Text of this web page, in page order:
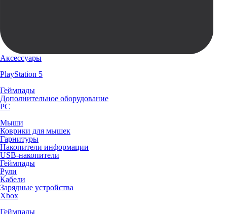
Аксессуары
PlayStation 5
Геймпады
Дополнительное оборудование
PC
Мыши
Коврики для мышек
Гарнитуры
Накопители информации
USB-накопители
Геймпады
Рули
Кабели
Зарядные устройства
Xbox
Геймпады